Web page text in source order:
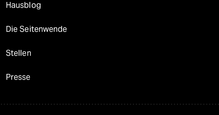
Hausblog
Die Seitenwende
Stellen
Presse